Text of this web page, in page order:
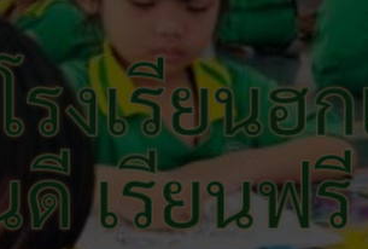
รงเรียนฮก
ดี เรียนฟ